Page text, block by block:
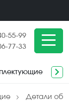
55-99
77-33
Детали